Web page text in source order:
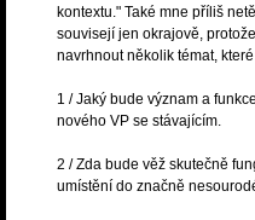
kontextu." Také mne příliš
souvisejí jen okrajově,
navrhnout několik témat,
1 / Jaký bude význam a
nového VP se stávajícím.
2 / Zda bude věž skutečně
umístění do značně